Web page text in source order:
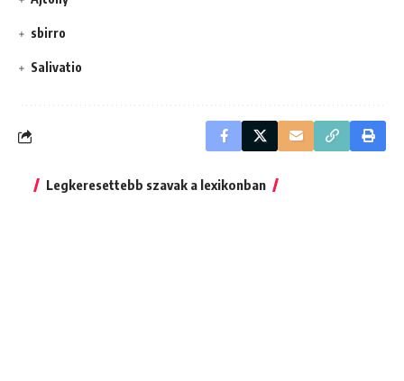
sbirro
Salivatio
Legkeresettebb szavak a lexikonban